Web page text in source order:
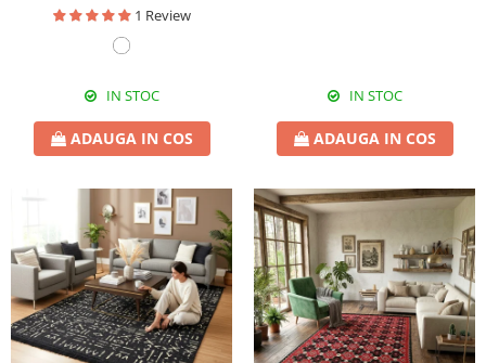
1 Review
IN STOC
ADAUGA IN COS
IN STOC
ADAUGA IN COS